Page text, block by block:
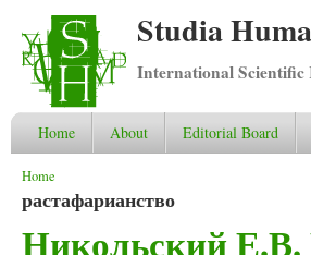
Studia
International Scientific
Home About Editorial Board
You are here
Home
растафарианство
Никольский Е.В.